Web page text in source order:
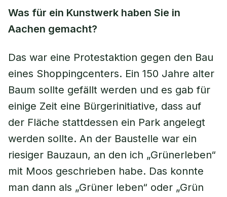
Was für ein Kunstwerk haben Sie in
Aachen gemacht?
Das war eine Protestaktion gegen den Bau
eines Shoppingcenters. Ein 150 Jahre alter
Baum sollte gefällt werden und es gab für
einige Zeit eine Bürgerinitiative, dass auf
der Fläche stattdessen ein Park angelegt
werden sollte. An der Baustelle war ein
riesiger Bauzaun, an den ich „Grünerleben“
mit Moos geschrieben habe. Das konnte
man dann als „Grüner leben“ oder „Grün